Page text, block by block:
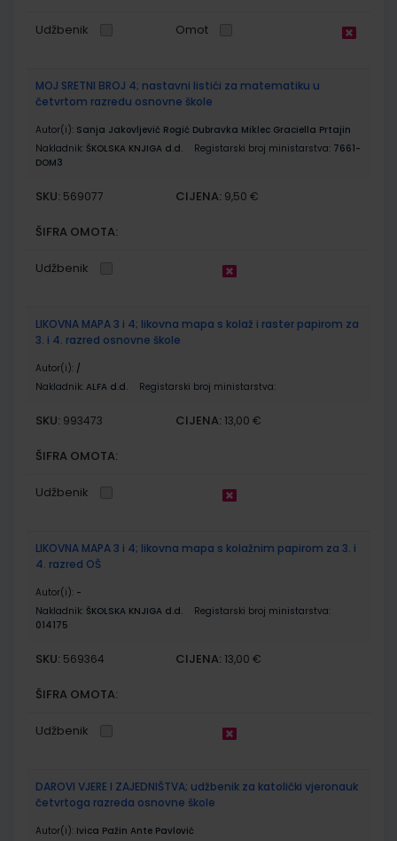
Udžbenik Omot
MOJ SRETNI BROJ 4; nastavni listići za matematiku u
četvrtom razredu osnovne škole
Autor(i): Sanja Jakovljević Rogić Dubravka Miklec Graciella Prtajin
Nakladnik: ŠKOLSKA KNJIGA d.d. Registarski broj ministarstva: 7661-
DOM3
SKU: 569077 CIJENA: 9,50 €
ŠIFRA OMOTA:
Udžbenik
LIKOVNA MAPA 3 i 4; likovna mapa s kolaž i raster papirom za
3. i 4. razred osnovne škole
Autor(i): /
Nakladnik: ALFA d.d. Registarski broj ministarstva:
SKU: 993473 CIJENA: 13,00 €
ŠIFRA OMOTA:
Udžbenik
LIKOVNA MAPA 3 i 4; likovna mapa s kolažnim papirom za 3. i
4. razred OŠ
Autor(i): -
Nakladnik: ŠKOLSKA KNJIGA d.d.
Registarski broj ministarstva:
014175
SKU: 569364 CIJENA: 13,00 €
ŠIFRA OMOTA:
Udžbenik
DAROVI VJERE I ZAJEDNIŠTVA; udžbenik za katolički vjeronauk
četvrtoga razreda osnovne škole
Autor(i): Ivica Pažin Ante Pavlović